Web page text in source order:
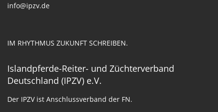
info@ipzv.de
IM RHYTHMUS ZUKUNFT SCHREIBEN.
Islandpferde-Reiter- und Züchterverband
Deutschland (IPZV) e.V.
Der IPZV ist Anschlussverband der FN.